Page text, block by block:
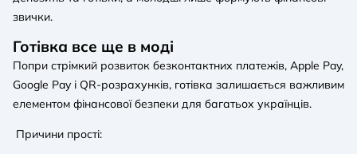
звички.
Готівка все ще в моді
Попри стрімкий розвиток безконтактних платежів, Apple Pay,
Google Pay і QR-розрахунків, готівка залишається важливим
елементом фінансової безпеки для багатьох українців.
Причини прості: